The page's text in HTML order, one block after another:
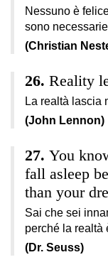
Nessuno è
sono
(Christian
Reality
La realtà lascia
(John Lennon)
You
fall asleep
than your
Sai che sei
perché la realtà
(Dr. Seuss)